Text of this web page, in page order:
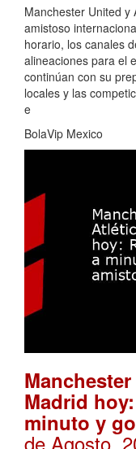
Manchester United y
amistoso
horario, los canales
alineaciones para el
continúan con su
locales y las
e
BolaVip Mexico
Madrid
minuto y
de Agosto,